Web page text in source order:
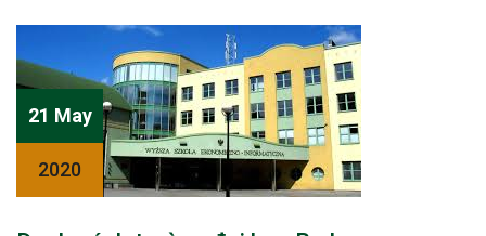
21 May
2020